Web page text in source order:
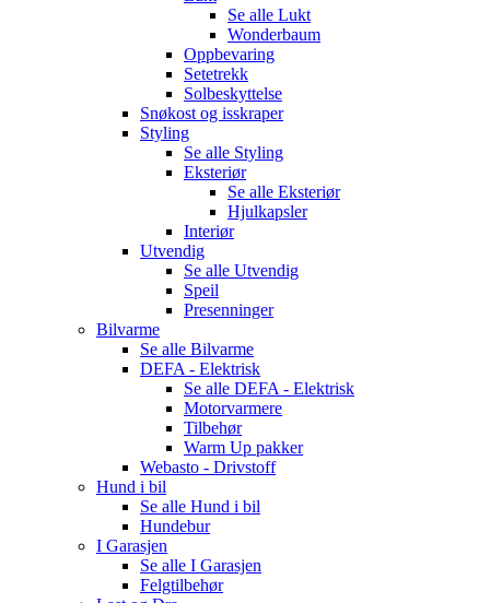
Se alle Lukt
Wonderbaum
Oppbevaring
Setetrekk
Solbeskyttelse
Snøkost og isskraper
Styling
Se alle Styling
Eksteriør
Se alle Eksteriør
Hjulkapsler
Interiør
Utvendig
Se alle Utvendig
Speil
Presenninger
Bilvarme
Se alle Bilvarme
DEFA - Elektrisk
Se alle DEFA - Elektrisk
Motorvarmere
Tilbehør
Warm Up pakker
Webasto - Drivstoff
Hund i bil
Se alle Hund i bil
Hundebur
I Garasjen
Se alle I Garasjen
Felgtilbehør